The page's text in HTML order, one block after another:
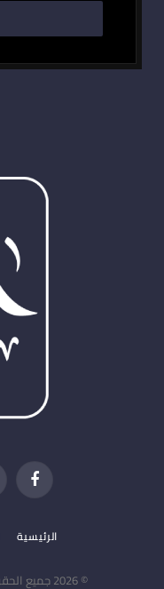
فيسبوك
الرئيسية
© 2026 جميع الحقوق محفوظة للشيخ جمال الضاري